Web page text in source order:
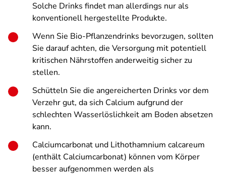
Solche Drinks findet man allerdings nur als
konventionell hergestellte Produkte.
Wenn Sie Bio-Pflanzendrinks bevorzugen, sollten
Sie darauf achten, die Versorgung mit potentiell
kritischen Nährstoffen anderweitig sicher zu
stellen.
Schütteln Sie die angereicherten Drinks vor dem
Verzehr gut, da sich Calcium aufgrund der
schlechten Wasserlöslichkeit am Boden absetzen
kann.
Calciumcarbonat und Lithothamnium calcareum
(enthält Calciumcarbonat) können vom Körper
besser aufgenommen werden als